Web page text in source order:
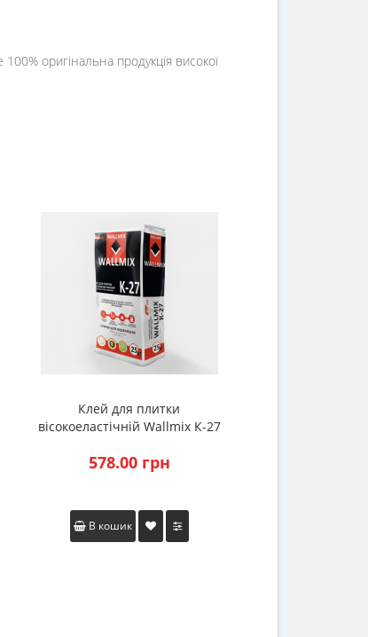
оригінальна продукція високої
Клей для плитки
вісокоеластічній Wallmix К-27
578.00 грн
В кошик